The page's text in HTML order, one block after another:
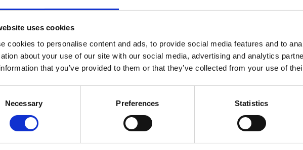
uses cookies
cookies to personalise content and ads, to provide social media features and to
about your use of our site with our social media, advertising and analytics
that you’ve provided to them or that they’ve collected from your use of
Necessary Preferences Statistics